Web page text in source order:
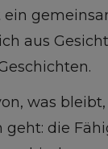
aus
was
geht: die